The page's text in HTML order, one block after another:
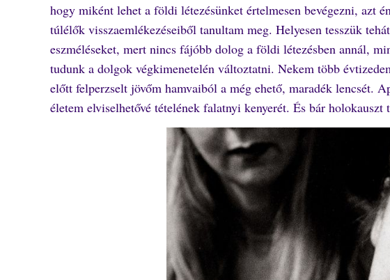
hogy miként lehet a földi létezésünket értelmesen bevégezni, azt
túlélők visszaemlékezéseiből tanultam meg. Helyesen tesszük
eszméléseket, mert nincs fájóbb dolog a földi létezésben annál,
tudunk a dolgok végkimenetelén változtatni. Nekem több
előtt felperzselt jövőm hamvaiból a még ehető, maradék lencsét.
életem elviselhetővé tételének falatnyi kenyerét. És bár